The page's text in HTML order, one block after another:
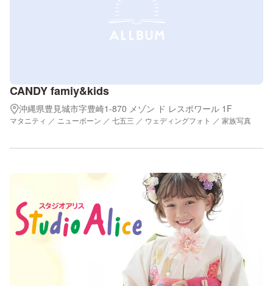
CANDY famiy&kids
沖縄県豊見城市字豊崎1-870 メゾン ド レスポワール 1F
マタニティ ／ ニューボーン ／ 七五三 ／ ウェディングフォト ／ 家族写真